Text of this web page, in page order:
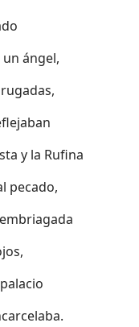
ángel,
y la Rufina
pecado,